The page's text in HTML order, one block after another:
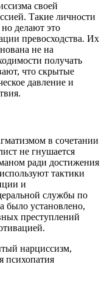
своей
Такие личности
делают это
превосходства. Их
не на
получать
что скрытые
давление и
в сочетании
не гнушается
ради достижения
тактики
и
службы по
было установлено,
преступлений